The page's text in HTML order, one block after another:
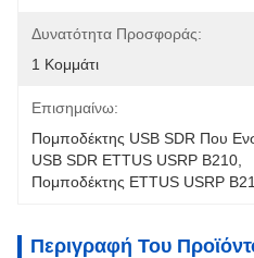
Δυνατότητα Προσφοράς:
1 Κομμάτι
Επισημαίνω:
Πομποδέκτης USB SDR Που
USB SDR ETTUS USRP B210
Πομποδέκτης ETTUS USRP
Περιγραφή Του